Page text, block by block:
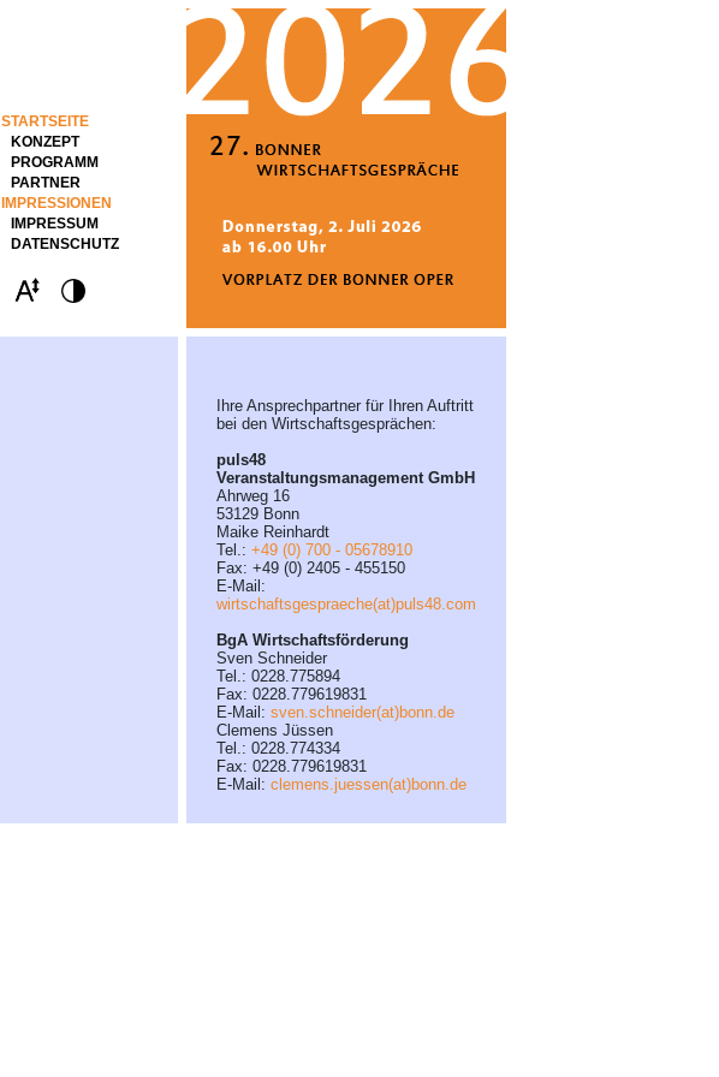
STARTSEITE
KONZEPT
PROGRAMM
PARTNER
IMPRESSIONEN
IMPRESSUM
DATENSCHUTZ
Ihre Ansprechpartner für Ihren Auftritt
bei den Wirtschaftsgesprächen:
puls48
Veranstaltungsmanagement GmbH
Ahrweg 16
53129 Bonn
Maike Reinhardt
Tel.: +49 (0) 700 - 05678910
Fax: +49 (0) 2405 - 455150
E-Mail:
wirtschaftsgespraeche(at)puls48.com
BgA Wirtschaftsförderung
Sven Schneider
Tel.: 0228.775894
Fax: 0228.779619831
E-Mail: sven.schneider(at)bonn.de
Clemens Jüssen
Tel.: 0228.774334
Fax: 0228.779619831
E-Mail: clemens.juessen(at)bonn.de